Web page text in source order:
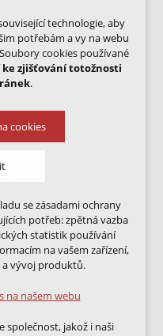
technologie, aby
potřebám a vy na webu
cookies používané
zjišťování totožnosti
.
cookies
případná
vyhodnocení
se zásadami ochrany
potřeb: zpětná vazba
statistik používání
na vašem zařízení,
a vývoj produktů.
na našem webu
společnost, jakož i naši